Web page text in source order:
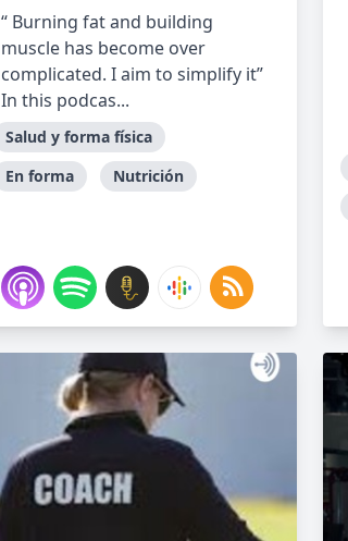
“ Burning fat and building
muscle has become over
complicated. I aim to simplify it”
In this podcas...
Salud y forma física
En forma
Nutrición